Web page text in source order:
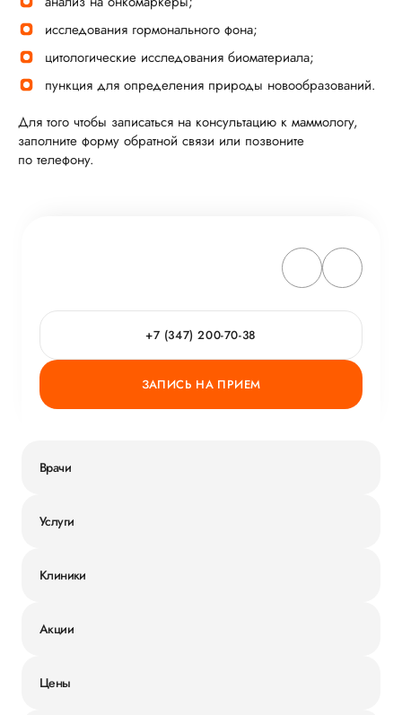
исследования гормонального фона;
цитологические исследования биоматериала;
пункция для определения природы новообразований.
Для того чтобы записаться на консультацию к маммологу,
заполните форму обратной связи или позвоните
по телефону.
+7 (347) 200-70-38
ЗАПИСЬ НА ПРИЕМ
Врачи
Услуги
Клиники
Акции
Цены